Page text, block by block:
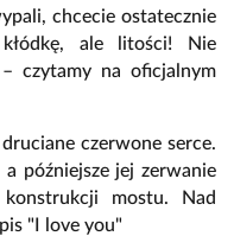
chcecie ostatecznie
ale litości! Nie
czytamy na oficjalnym
czerwone serce.
późniejsze jej zerwanie
mostu. Nad
"I love you"